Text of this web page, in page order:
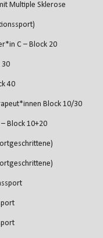
Multiple Sklerose
C – Block 20
40
Block 10/30
Block 10+20